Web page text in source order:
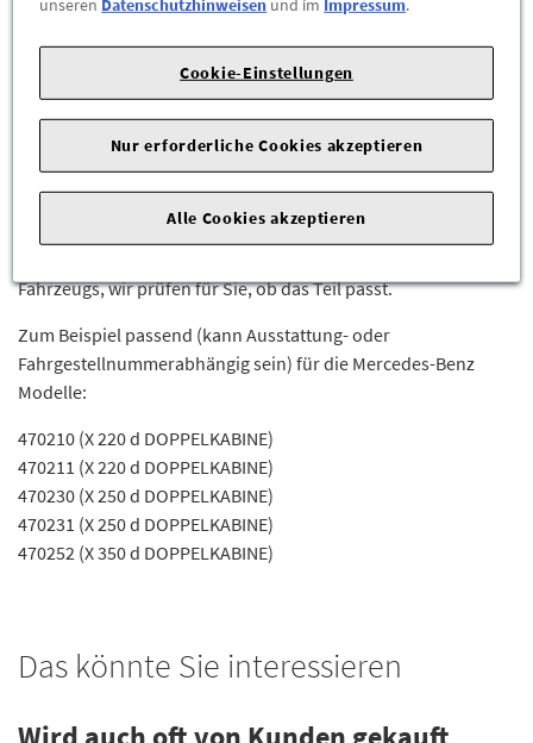
dialog.mb@mercedes-benz.com|Webseite:
https://www.mercedes-benz.com
Sie sind sich nicht sicher, ob das Ersatzteil bei Ihrem Fahrzeug
Fahrzeugs, wir prüfen für Sie, ob das Teil passt.
Zum Beispiel passend (kann Ausstattung- oder
Fahrgestellnummerabhängig sein) für die Mercedes-Benz
Modelle:
470210 (X 220 d DOPPELKABINE)
470211 (X 220 d DOPPELKABINE)
470230 (X 250 d DOPPELKABINE)
470231 (X 250 d DOPPELKABINE)
470252 (X 350 d DOPPELKABINE)
Das könnte Sie interessieren
unseren Datenschutzhinweisen und im Impressum.
Cookie-Einstellungen
Nur erforderliche Cookies akzeptieren
Alle Cookies akzeptieren